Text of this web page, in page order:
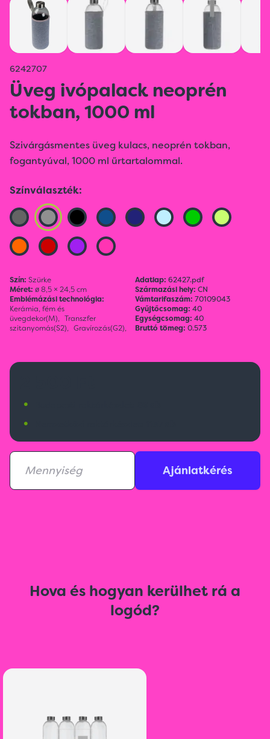
6242707
Üveg ivópalack neoprén
tokban, 1000 ml
Szivárgásmentes üveg kulacs, neoprén tokban,
fogantyúval, 1000 ml űrtartalommal.
Színválaszték:
Szín: Szürke
Méret: ø 8,5 × 24,5 cm
Emblémázási technológia:
Kerámia, fém és
üvegdekor(M), Transzfer
szitanyomás(S2), Gravírozás(G2),
Adatlap: 62427.pdf
Származási hely: CN
Vámtarifaszám: 70109043
Gyűjtőcsomag: 40
Egységcsomag: 40
Bruttó tömeg: 0.573
•
•
Ajánlatkérés
Hova és hogyan kerülhet rá a
logód?